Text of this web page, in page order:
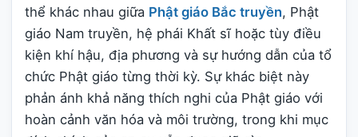
thể khác nhau giữa Phật giáo Bắc truyền, Phật
giáo Nam truyền, hệ phái Khất sĩ hoặc tùy điều
kiện khí hậu, địa phương và sự hướng dẫn của tổ
chức Phật giáo từng thời kỳ. Sự khác biệt này
phản ánh khả năng thích nghi của Phật giáo với
hoàn cảnh văn hóa và môi trường, trong khi mục